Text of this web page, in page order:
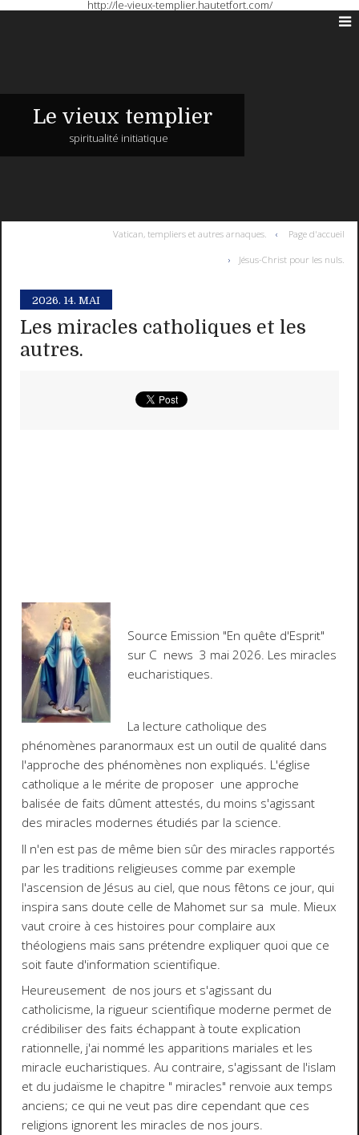
http://le-vieux-templier.hautetfort.com/
Le vieux templier
spiritualité initiatique
Vatican, templiers et autres arnaques. Page d'accueil
Jésus-Christ pour les nuls.
2026. 14. MAI
Les miracles catholiques et les
autres.
Source Emission "En quête d'Esprit"
sur C news 3 mai 2026. Les miracles
eucharistiques.
La lecture catholique des
phénomènes paranormaux est un outil de qualité dans
l'approche des phénomènes non expliqués. L'église
catholique a le mérite de proposer une approche
balisée de faits dûment attestés, du moins s'agissant
des miracles modernes étudiés par la science.
Il n'en est pas de même bien sûr des miracles rapportés
par les traditions religieuses comme par exemple
l'ascension de Jésus au ciel, que nous fêtons ce jour, qui
inspira sans doute celle de Mahomet sur sa mule. Mieux
vaut croire à ces histoires pour complaire aux
théologiens mais sans prétendre expliquer quoi que ce
soit faute d'information scientifique.
Heureusement de nos jours et s'agissant du
catholicisme, la rigueur scientifique moderne permet de
crédibiliser des faits échappant à toute explication
rationnelle, j'ai nommé les apparitions mariales et les
miracle eucharistiques. Au contraire, s'agissant de l'islam
et du judaïsme le chapitre " miracles" renvoie aux temps
anciens; ce qui ne veut pas dire cependant que ces
religions ignorent les miracles de nos jours.